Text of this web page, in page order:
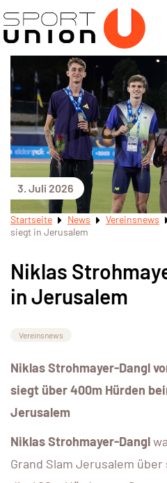
3. Juli 2026
Startseite News Vereinsnews
siegt in Jerusalem
Niklas
in Jerusalem
Vereinsnews
Niklas Strohmayer-Dangl
siegt über 400m Hürden
Jerusalem
Niklas Strohmayer-Dangl
Grand Slam Jerusalem